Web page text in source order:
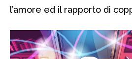
l’amore ed il rapporto di